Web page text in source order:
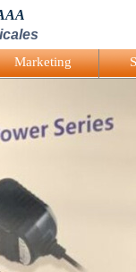
Marketing